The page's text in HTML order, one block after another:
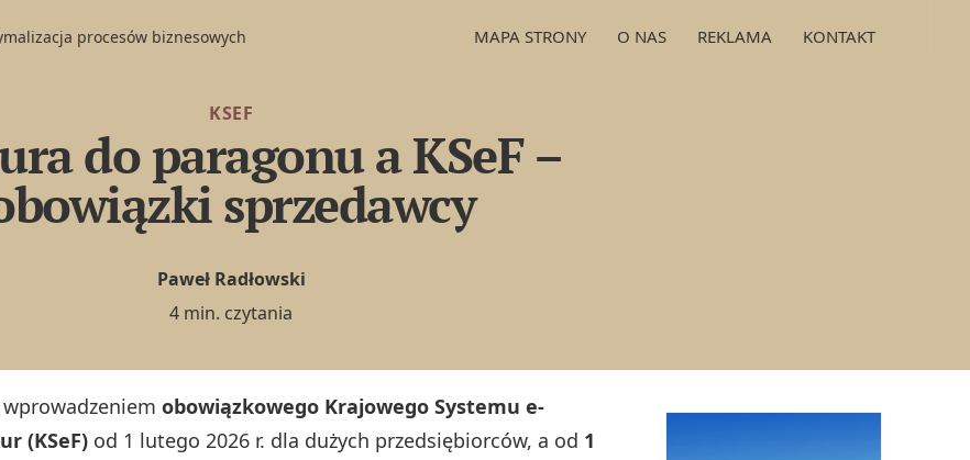
procesów biznesowych MAPA STRONY O NAS REKLAMA KONTAKT
KSEF
do paragonu a KSeF –
sprzedawcy
Paweł Radłowski
4 min. czytania
wprowadzeniem obowiązkowego Krajowego Systemu e-
(KSeF) od 1 lutego 2026 r. dla dużych przedsiębiorców, a od 1